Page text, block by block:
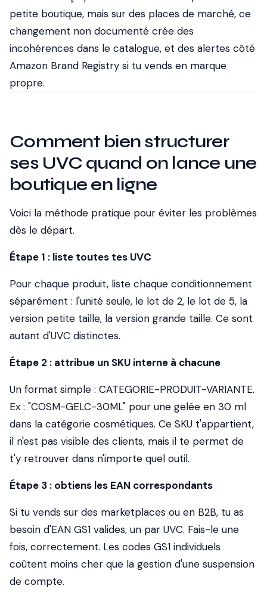
petite boutique, mais sur des places de marché, ce
changement non documenté crée des
incohérences dans le catalogue, et des alertes côté
Amazon Brand Registry si tu vends en marque
propre.
Comment bien structurer
ses UVC quand on lance une
boutique en ligne
Voici la méthode pratique pour éviter les problèmes
dès le départ.
Étape 1 : liste toutes tes UVC
Pour chaque produit, liste chaque conditionnement
séparément : l'unité seule, le lot de 2, le lot de 5, la
version petite taille, la version grande taille. Ce sont
autant d'UVC distinctes.
Étape 2 : attribue un SKU interne à chacune
Un format simple : CATEGORIE-PRODUIT-VARIANTE.
Ex : "COSM-GELC-30ML" pour une gelée en 30 ml
dans la catégorie cosmétiques. Ce SKU t'appartient,
il n'est pas visible des clients, mais il te permet de
t'y retrouver dans n'importe quel outil.
Étape 3 : obtiens les EAN correspondants
Si tu vends sur des marketplaces ou en B2B, tu as
besoin d'EAN GS1 valides, un par UVC. Fais-le une
fois, correctement. Les codes GS1 individuels
coûtent moins cher que la gestion d'une suspension
de compte.